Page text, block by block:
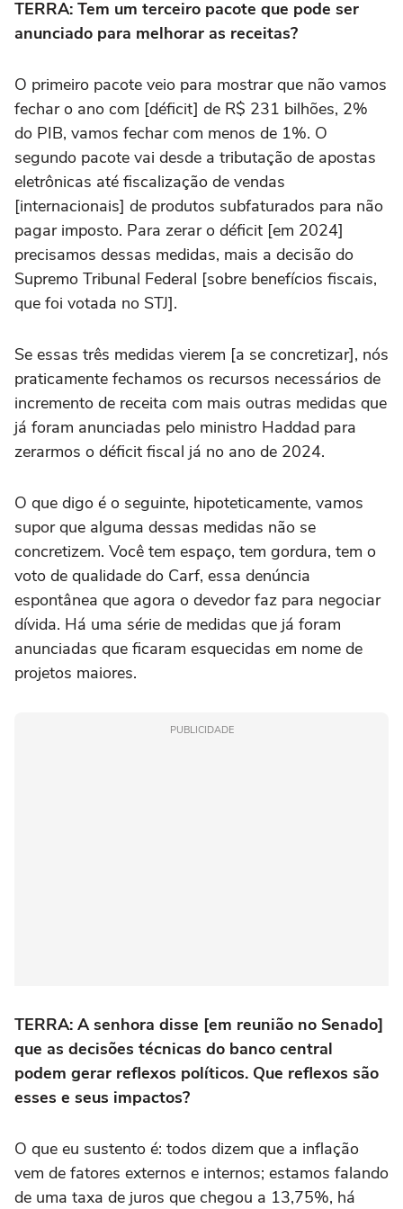
TERRA: Tem um terceiro pacote que pode ser
anunciado para melhorar as receitas?
O primeiro pacote veio para mostrar que não vamos
fechar o ano com [déficit] de R$ 231 bilhões, 2%
do PIB, vamos fechar com menos de 1%. O
segundo pacote vai desde a tributação de apostas
eletrônicas até fiscalização de vendas
[internacionais] de produtos subfaturados para não
pagar imposto. Para zerar o déficit [em 2024]
precisamos dessas medidas, mais a decisão do
Supremo Tribunal Federal [sobre benefícios fiscais,
que foi votada no STJ].
Se essas três medidas vierem [a se concretizar], nós
praticamente fechamos os recursos necessários de
incremento de receita com mais outras medidas que
já foram anunciadas pelo ministro Haddad para
zerarmos o déficit fiscal já no ano de 2024.
O que digo é o seguinte, hipoteticamente, vamos
supor que alguma dessas medidas não se
concretizem. Você tem espaço, tem gordura, tem o
voto de qualidade do Carf, essa denúncia
espontânea que agora o devedor faz para negociar
dívida. Há uma série de medidas que já foram
anunciadas que ficaram esquecidas em nome de
projetos maiores.
PUBLICIDADE
TERRA: A senhora disse [em reunião no Senado]
que as decisões técnicas do banco central
podem gerar reflexos políticos. Que reflexos são
esses e seus impactos?
O que eu sustento é: todos dizem que a inflação
vem de fatores externos e internos; estamos falando
de uma taxa de juros que chegou a 13,75%, há